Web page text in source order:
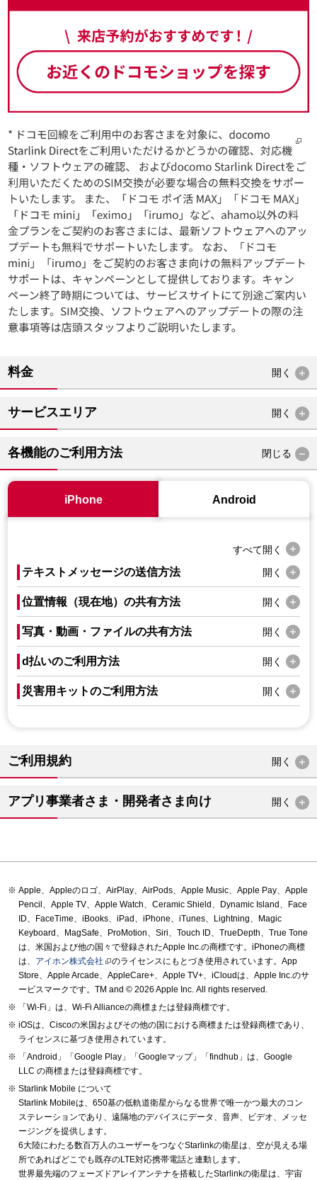
料金 開く
サービスエリア 開く
各機能のご利用方法 閉じる
iPhone Android
すべて開く
テキストメッセージの送信方法 開く
位置情報（現在地）の共有方法 開く
写真・動画・ファイルの共有方法 開く
d払いのご利用方法 開く
災害用キットのご利用方法 開く
ご利用規約 開く
アプリ事業者さま・開発者さま向け 開く
Apple、Appleのロゴ、AirPlay、AirPods、Apple Music、Apple Pay、Apple
Pencil、Apple TV、Apple Watch、Ceramic Shield、Dynamic Island、Face
ID、FaceTime、iBooks、iPad、iPhone、iTunes、Lightning、Magic
Keyboard、MagSafe、ProMotion、Siri、Touch ID、TrueDepth、True Tone
は、米国および他の国々で登録されたApple Inc.の商標です。iPhoneの商標
は、 アイホン株式会社
のライセンスにもとづき使用されています。App
Store、Apple Arcade、AppleCare+、Apple TV+、iCloudは、Apple Inc.のサ
ービスマークです。TM and © 2026 Apple Inc. All rights reserved.
「Wi-Fi」は、Wi-Fi Allianceの商標または登録商標です。
iOSは、Ciscoの米国およびその他の国における商標または登録商標であり、
ライセンスに基づき使用されています。
「Android」「Google Play」「Googleマップ」「findhub」は、Google
LLC の商標または登録商標です。
Starlink Mobile について
Starlink Mobileは、650基の低軌道衛星からなる世界で唯一かつ最大のコン
ステレーションであり、遠隔地のデバイスにデータ、音声、ビデオ、メッセ
ージングを提供します。
6大陸にわたる数百万人のユーザーをつなぐStarlinkの衛星は、空が見える場
所であればどこでも既存のLTE対応携帯電話と連動します。
世界最先端のフェーズドアレイアンテナを搭載したStarlinkの衛星は、宇宙